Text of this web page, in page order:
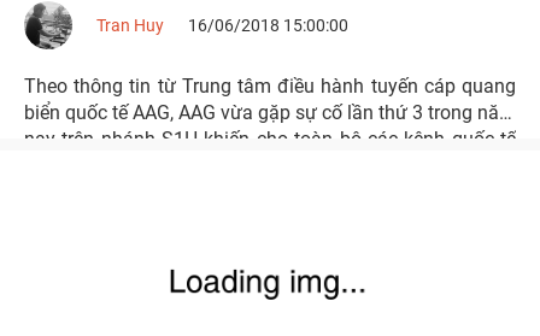
Tran Huy 16/06/2018 15:00:00
Theo thông tin từ Trung tâm điều hành tuyến cáp quang
biển quốc tế AAG, AAG vừa gặp sự cố lần thứ 3 trong năm
nay trên nhánh S1H khiến cho toàn bộ các kênh quốc tế